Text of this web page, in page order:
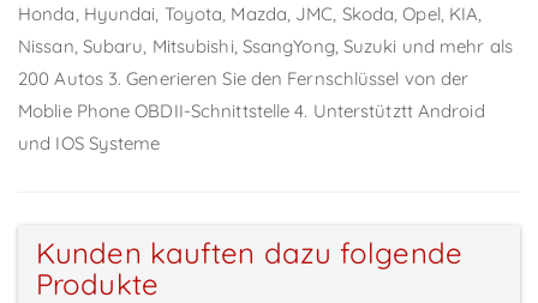
Honda, Hyundai, Toyota, Mazda, JMC, Skoda, Opel, KIA,
Nissan, Subaru, Mitsubishi, SsangYong, Suzuki und mehr als
200 Autos 3. Generieren Sie den Fernschlüssel von der
Moblie Phone OBDII-Schnittstelle 4. Unterstütztt Android
und IOS Systeme
Kunden kauften dazu folgende
Produkte